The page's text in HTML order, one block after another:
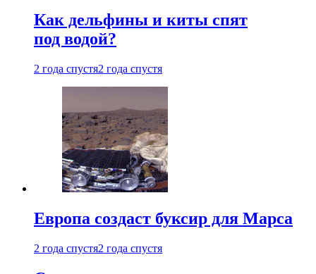
Как дельфины и киты спят
под водой?
2 года спустя2 года спустя
Европа создаст буксир для Марса
2 года спустя2 года спустя